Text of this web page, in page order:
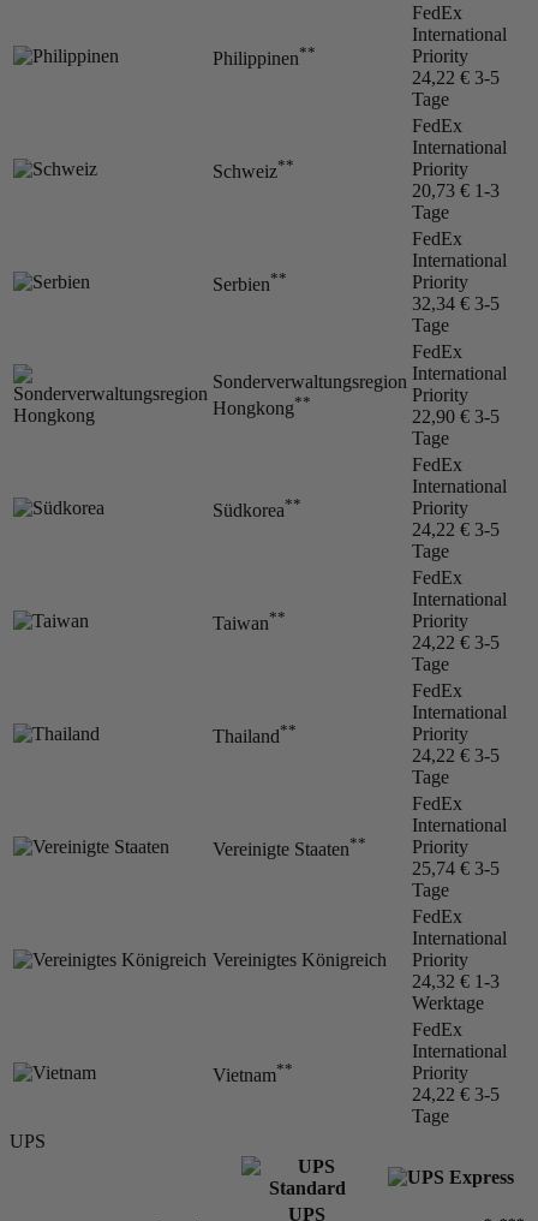
Philippinen**
FedEx
International
Priority
24,22 € 3-5
Tage
Schweiz**
FedEx
International
Priority
20,73 € 1-3
Tage
Serbien**
FedEx
International
Priority
32,34 € 3-5
Tage
Sonderverwaltungsregion
Hongkong**
FedEx
International
Priority
22,90 € 3-5
Tage
Südkorea**
FedEx
International
Priority
24,22 € 3-5
Tage
Taiwan**
FedEx
International
Priority
24,22 € 3-5
Tage
Thailand**
FedEx
International
Priority
24,22 € 3-5
Tage
Vereinigte Staaten**
FedEx
International
Priority
25,74 € 3-5
Tage
Vereinigtes Königreich
FedEx
International
Priority
24,32 € 1-3
Werktage
Vietnam**
FedEx
International
Priority
24,22 € 3-5
Tage
UPS
UPS